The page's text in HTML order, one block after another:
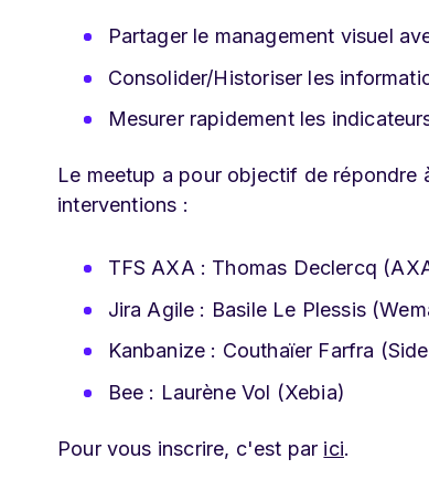
Partager le management visuel
Consolider/Historiser les
Mesurer rapidement les
Le meetup a pour objectif de répondre
interventions :
TFS AXA : Thomas Declercq
Jira Agile : Basile Le Plessis
Kanbanize : Couthaïer Farfra
Bee : Laurène Vol (Xebia)
Pour vous inscrire, c'est par ici.